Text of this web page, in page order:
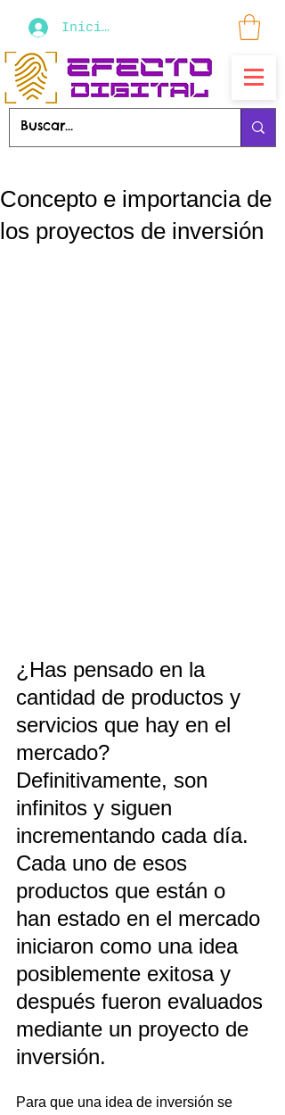
Iniciar sesión
Concepto e importancia de
los proyectos de inversión
¿Has pensado en la
cantidad de productos y
servicios que hay en el
mercado?
Definitivamente, son
infinitos y siguen
incrementando cada día.
Cada uno de esos
productos que están o
han estado en el mercado
iniciaron como una idea
posiblemente exitosa y
después fueron evaluados
mediante un proyecto de
inversión.
Para que una idea de inversión se